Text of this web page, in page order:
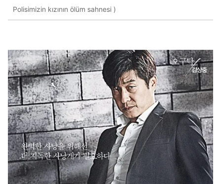
Polisimizin kızının ölüm sahnesi )